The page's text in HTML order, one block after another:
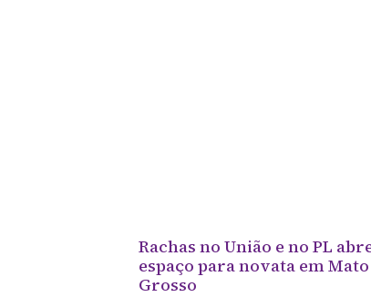
Rachas no União e no PL
espaço para novata em Mato
Grosso